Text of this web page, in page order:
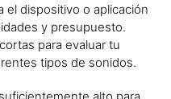
el dispositivo o aplicación
y presupuesto.
para evaluar tu
tipos de sonidos.